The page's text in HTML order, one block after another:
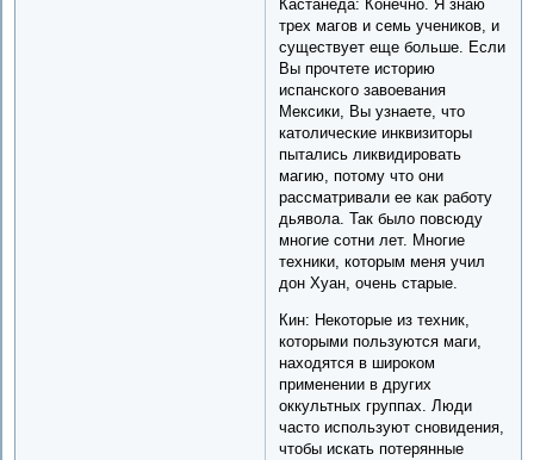
Кастанеда: Конечно. Я знаю
трех магов и семь учеников, и
существует еще больше. Если
Вы прочтете историю
испанского завоевания
Мексики, Вы узнаете, что
католические инквизиторы
пытались ликвидировать
магию, потому что они
рассматривали ее как работу
дьявола. Так было повсюду
многие сотни лет. Многие
техники, которым меня учил
дон Хуан, очень старые.
Кин: Некоторые из техник,
которыми пользуются маги,
находятся в широком
применении в других
оккультных группах. Люди
часто используют сновидения,
чтобы искать потерянные